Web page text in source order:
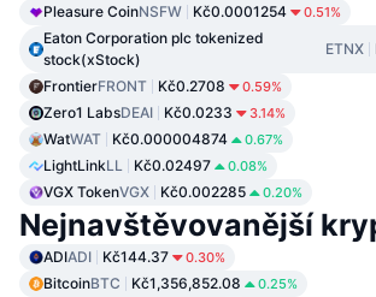
Pleasure CoinNSFW Kč0.0001254 0.51%
Eaton Corporation plc tokenized
stock(xStock)
ETNX
FrontierFRONT Kč0.2708 0.59%
Zero1 LabsDEAI Kč0.0233 3.14%
WatWAT Kč0.000004874 0.67%
LightLinkLL Kč0.02497 0.08%
VGX TokenVGX Kč0.002285 0.20%
Nejnavštěvovanější
ADIADI Kč144.37 0.30%
BitcoinBTC Kč1,356,852.08 0.25%